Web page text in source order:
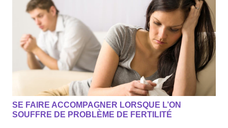
SE FAIRE ACCOMPAGNER LORSQUE L’ON
SOUFFRE DE PROBLÈME DE FERTILITÉ